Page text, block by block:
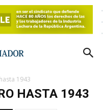
1943
HASTA 1943